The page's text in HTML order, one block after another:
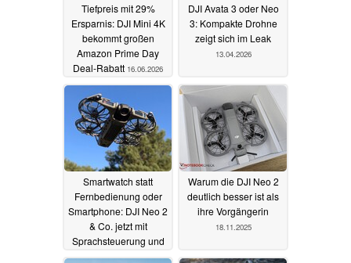
Tiefpreis mit 29%
Ersparnis: DJI Mini 4K
bekommt großen
Amazon Prime Day
Deal-Rabatt 16.06.2026
DJI Avata 3 oder Neo
3: Kompakte Drohne
zeigt sich im Leak
13.04.2026
Smartwatch statt
Fernbedienung oder
Smartphone: DJI Neo 2
& Co. jetzt mit
Sprachsteuerung und
Live-Bild11.12.2025
Warum die DJI Neo 2
deutlich besser ist als
ihre Vorgängerin
18.11.2025